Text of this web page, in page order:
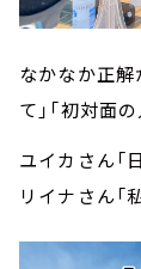
なかなか正解
て」「初対面
ユイカさん「
リイナさん「